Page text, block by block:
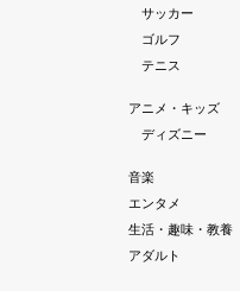
サッカー
ゴルフ
テニス
アニメ・キッズ
ディズニー
音楽
エンタメ
生活・趣味・教養
アダルト